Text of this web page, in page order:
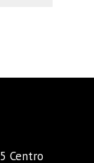
Centro